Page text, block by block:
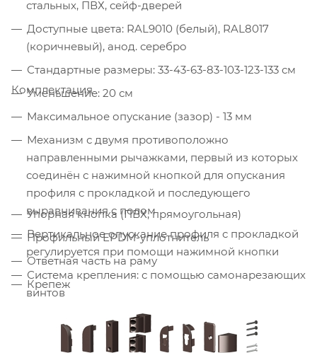
стальных, ПВХ, сейф-дверей
Доступные цвета: RAL9010 (белый), RAL8017
(коричневый), анод. серебро
Стандартные размеры: 33-43-63-83-103-123-133 см
Уменьшение: 20 см
Максимальное опускание (зазор) - 13 мм
Механизм с двумя противоположно
направленными рычажками, первый из которых
соединён с нажимной кнопкой для опускания
профиля с прокладкой и последующего
выравнивания с полом
Вертикальное опускание профиля с прокладкой
регулируется при помощи нажимной кнопки
Система крепления: с помощью самонарезающих
винтов
Комплектация
Упорная кнопка (ПВХ, прямоугольная)
Профильный EPDM-уплотнитель
Ответная часть на раму
Крепеж